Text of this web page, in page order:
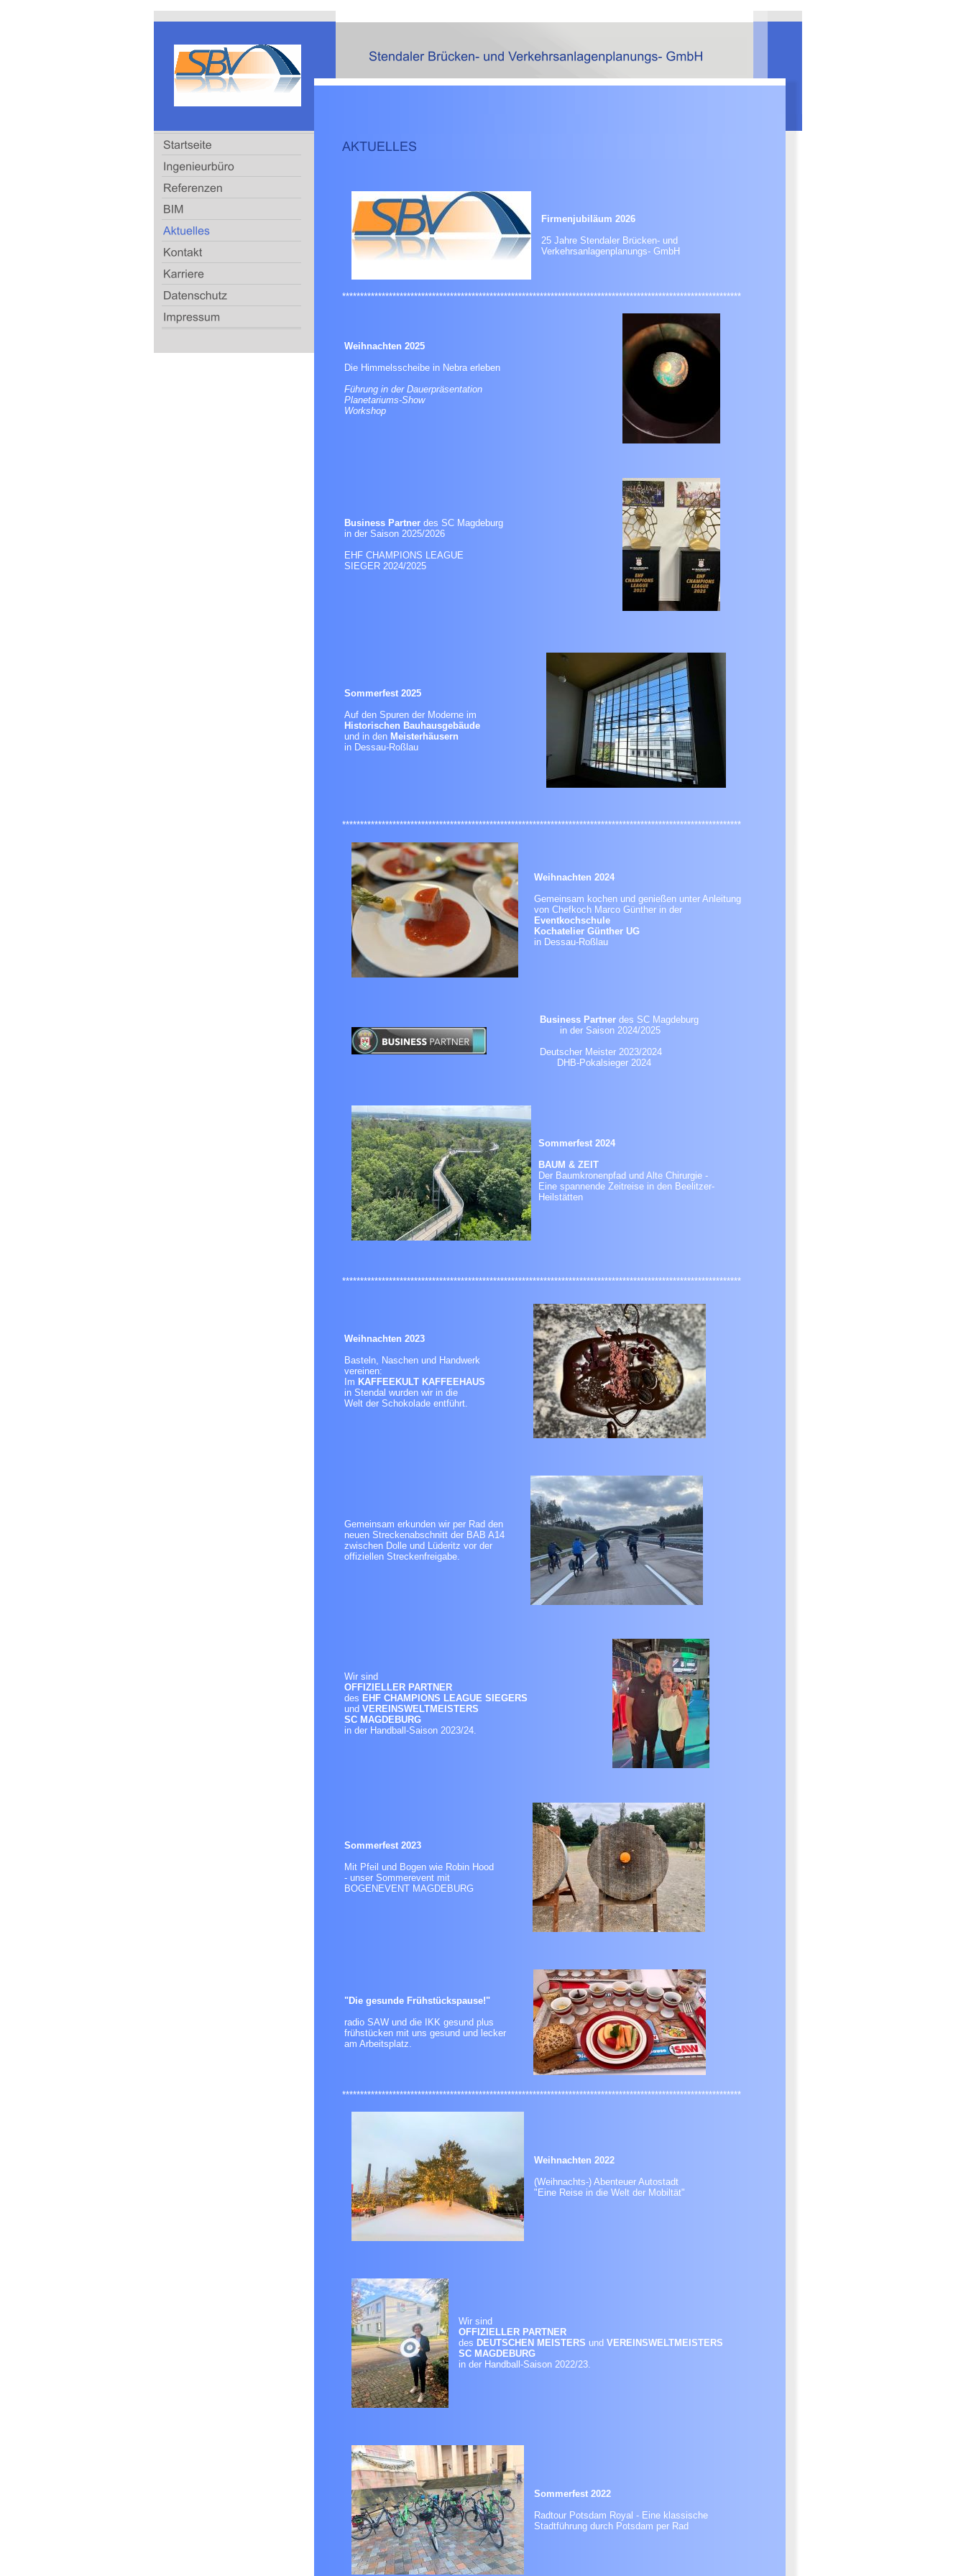
Firmenjubiläum 2026
25 Jahre Stendaler Brücken- und
Verkehrsanlagenplanungs- GmbH
***************************************************************************************************************
Weihnachten 2025
Die Himmelsscheibe in Nebra erleben
Führung in der Dauerpräsentation
Planetariums-Show
Workshop
Business Partner des SC Magdeburg
in der Saison 2025/2026
EHF CHAMPIONS LEAGUE
SIEGER 2024/2025
Sommerfest 2025
Auf den Spuren der Moderne im
Historischen Bauhausgebäude
und in den Meisterhäusern
in Dessau-Roßlau
***************************************************************************************************************
Weihnachten 2024
Gemeinsam kochen und genießen unter Anleitung
von Chefkoch Marco Günther in der
Eventkochschule
Kochatelier Günther UG
in Dessau-Roßlau
Business Partner des SC Magdeburg
in der Saison 2024/2025
Deutscher Meister 2023/2024
DHB-Pokalsieger 2024
Sommerfest 2024
BAUM & ZEIT
Der Baumkronenpfad und Alte Chirurgie -
Eine spannende Zeitreise in den Beelitzer-
Heilstätten
***************************************************************************************************************
Weihnachten 2023
Basteln, Naschen und Handwerk
vereinen:
Im KAFFEEKULT KAFFEEHAUS
in Stendal wurden wir in die
Welt der Schokolade entführt.
Gemeinsam erkunden wir per Rad den
neuen Streckenabschnitt der BAB A14
zwischen Dolle und Lüderitz vor der
offiziellen Streckenfreigabe.
Wir sind
OFFIZIELLER PARTNER
des EHF CHAMPIONS LEAGUE SIEGERS
und VEREINSWELTMEISTERS
SC MAGDEBURG
in der Handball-Saison 2023/24.
Sommerfest 2023
Mit Pfeil und Bogen wie Robin Hood
- unser Sommerevent mit
BOGENEVENT MAGDEBURG
"Die gesunde Frühstückspause!"
radio SAW und die IKK gesund plus
frühstücken mit uns gesund und lecker
am Arbeitsplatz.
***************************************************************************************************************
Weihnachten 2022
(Weihnachts-) Abenteuer Autostadt
"Eine Reise in die Welt der Mobiltät"
Wir sind
OFFIZIELLER PARTNER
des DEUTSCHEN MEISTERS und VEREINSWELTMEISTERS
SC MAGDEBURG
in der Handball-Saison 2022/23.
Sommerfest 2022
Radtour Potsdam Royal - Eine klassische
Stadtführung durch Potsdam per Rad